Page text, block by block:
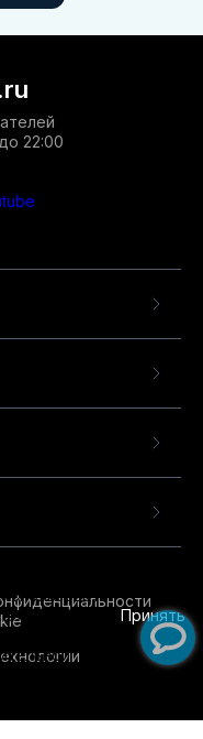
22:00
Принять